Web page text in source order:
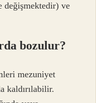
değişmektedir) ve
bozulur?
mezuniyet
kaldırılabilir.